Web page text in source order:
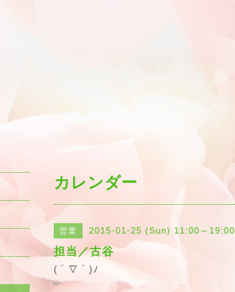
カレンダー
営業 2015-01-25 (Sun) 11:00～19:00
担当／古谷
( ´ ▽ ` )ﾉ